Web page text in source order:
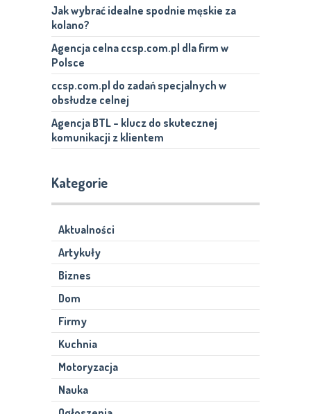
Jak wybrać idealne spodnie męskie za
kolano?
Agencja celna ccsp.com.pl dla firm w
Polsce
ccsp.com.pl do zadań specjalnych w
obsłudze celnej
Agencja BTL – klucz do skutecznej
komunikacji z klientem
Kategorie
Aktualności
Artykuły
Biznes
Dom
Firmy
Kuchnia
Motoryzacja
Nauka